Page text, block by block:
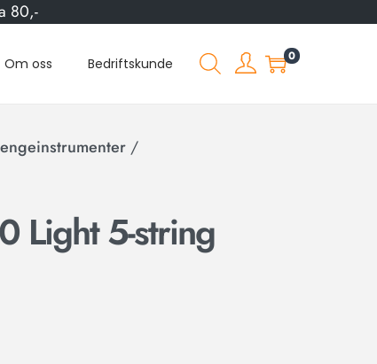
80,-
Om oss Bedriftskunde 0
/
Light 5-string